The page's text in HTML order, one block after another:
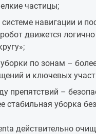
частицы;
навигации и
движется логично
по зонам –
и ключевых
препятствий –
стабильная уборка
действительно